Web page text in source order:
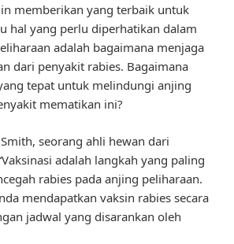
memberikan yang terbaik untuk
hal yang perlu diperhatikan dalam
adalah bagaimana menjaga
dari penyakit rabies. Bagaimana
tepat untuk melindungi anjing
mematikan ini?
seorang ahli hewan dari
adalah langkah yang paling
rabies pada anjing peliharaan.
mendapatkan vaksin rabies secara
jadwal yang disarankan oleh